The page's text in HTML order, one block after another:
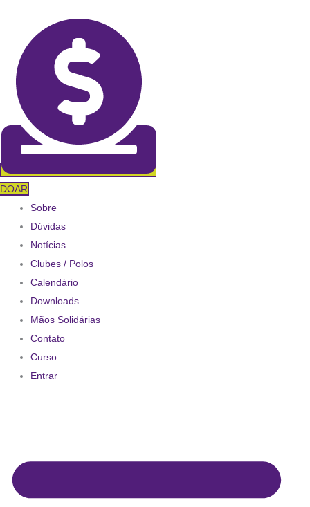
conteúdo
DOAR
Sobre
Dúvidas
Notícias
Clubes / Polos
Calendário
Downloads
Mãos Solidárias
Contato
Curso
Entrar